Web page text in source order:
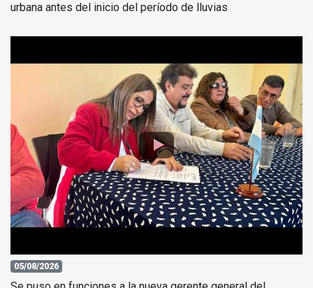
urbana antes del inicio del período de lluvias
05/08/2026